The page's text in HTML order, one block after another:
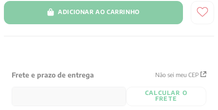
ADICIONAR AO CARRINHO
Frete e prazo de entrega Não sei meu CEP
CALCULAR O
FRETE